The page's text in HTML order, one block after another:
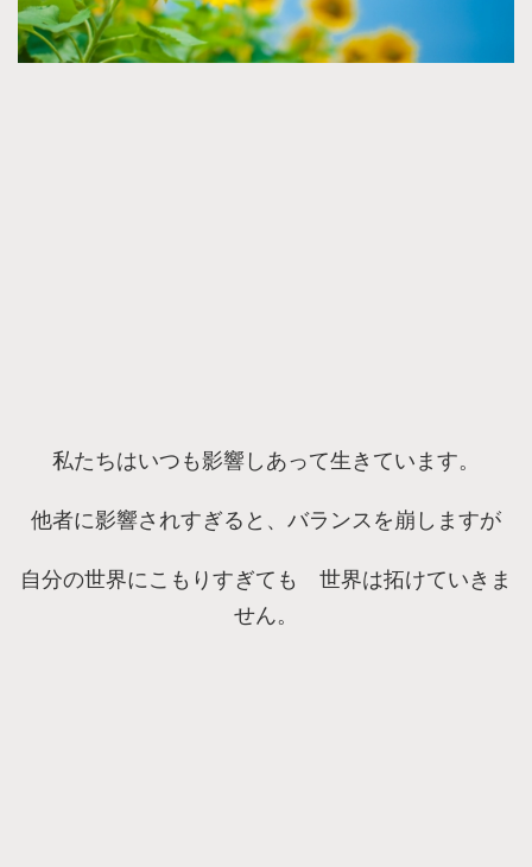
私たちはいつも影響しあって生きています。
他者に影響されすぎると、バランスを崩しますが
自分の世界にこもりすぎても 世界は拓けていきま
せん。